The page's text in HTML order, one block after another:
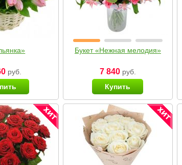
руб.
Букет «Нежная мелодия»
7 840руб.
Купить